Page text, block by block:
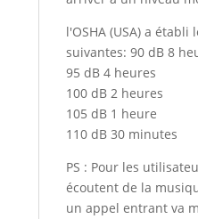
l'OSHA (USA) a
suivantes: 90 dB 8
95 dB 4 heures
100 dB 2 heures
105 dB 1 heure
110 dB 30 minutes
PS : Pour les
écoutent de la
un appel entrant va